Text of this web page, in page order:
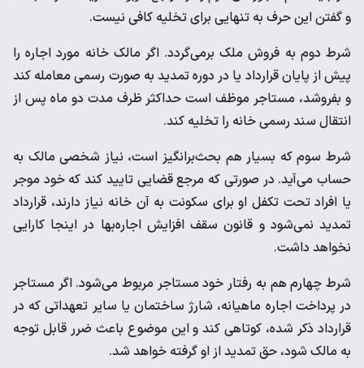
و گفتن این حرف به تنهایی برای تخلیه کافی نیست.
شرط دوم به فروش ملک برمی‌گردد. اگر مالک خانه مورد اجاره را
پیش از پایان قرارداد یا در دوره تمدید به صورت رسمی معامله کند
و بفروشد، مستاجر موظف است حداکثر ظرف مدت دو ماه پس از
انتقال سند رسمی خانه را تخلیه کند.
شرط سوم که بسیار هم بحث‌برانگیز است، نیاز شخصی مالک به
حساب می‌آید. در صورتی که مرجع قضایی تایید کند که خود موجر
یا افراد تحت تکفل او برای سکونت به آن خانه نیاز دارند، قرارداد
تمدید نمی‌شود و قانون سقف افزایش اجاره‌بها در اینجا کارایی
نخواهد داشت.
شرط چهارم هم به رفتار خود مستاجر مربوط می‌شود. اگر مستاجر
در پرداخت اجاره ماهیانه، شارژ ساختمان یا سایر تعهداتی که در
قرارداد ذکر شده، کوتاهی کند و این موضوع باعث ضرر قابل توجه
به مالک شود، حق تمدید از او گرفته خواهد شد.